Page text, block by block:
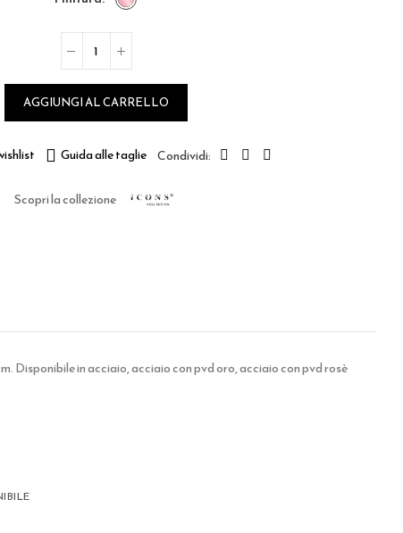
AGGIUNGI AL CARRELLO
Guida alle taglie
Scopri la collezione
Disponibile in acciaio, acciaio con pvd oro, acciaio con pvd rosè